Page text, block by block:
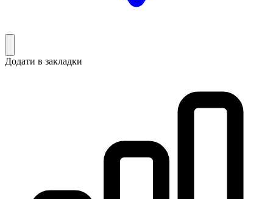
Додати в закладки